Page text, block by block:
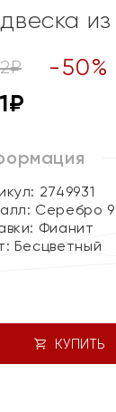
₽ -50%
₽
2749931
Серебро
Фианит
Бесцветный
КУПИТЬ